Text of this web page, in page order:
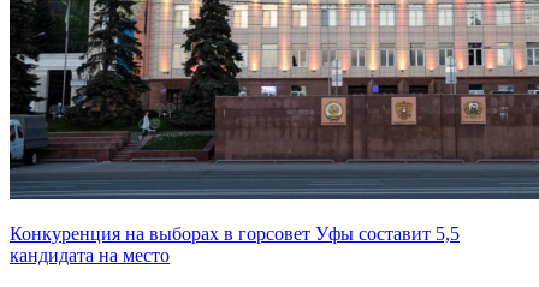
Конкуренция на выборах в горсовет Уфы составит 5,5
кандидата на место